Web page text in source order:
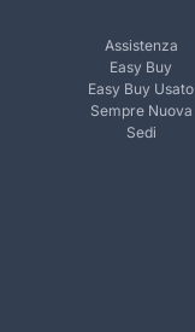
Assistenza
Easy Buy
Easy Buy Usato
Sempre Nuova
Sedi